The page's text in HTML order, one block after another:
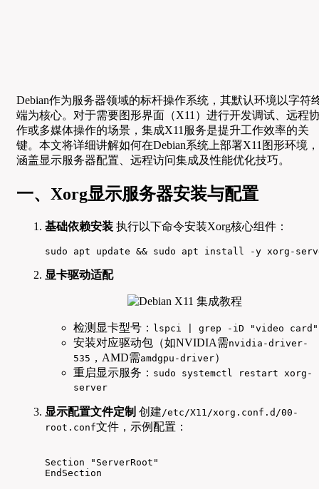
Debian作为服务器领域的标杆操作系统，其默认环境以字符
端为核心。对于需要图形界面（X11）进行开发调试、远程
作或多媒体操作的场景，集成X11服务是提升工作效率的关
键。本文将详细讲解如何在Debian系统上部署X11图形环境，
涵盖显示服务器配置、远程访问集成及性能优化技巧。
一、Xorg显示服务器安装与配置
基础依赖安装 执行以下命令安装Xorg核心组件：
sudo apt update && sudo apt install -y xorg-
显卡驱动适配
检测显卡型号： lspci | grep -iD "video card"
安装对应驱动包（如NVIDIA需nvidia-driver-
535 ，AMD需amdgpu-driver）
重启显示服务： sudo systemctl restart xorg-
server
显示配置文件定制 创建/etc/X11/xorg.conf.d/00-
root.conf文件，示例配置：
Section "ServerRoot"
EndSection